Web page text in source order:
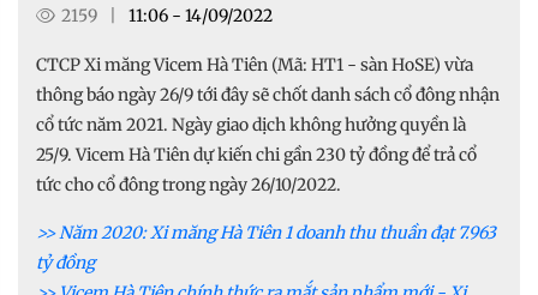
2159 11:06 - 14/09/2022
CTCP Xi măng Vicem Hà Tiên (Mã: HT1 - sàn HoSE) vừa
thông báo ngày 26/9 tới đây sẽ chốt danh sách cổ đông nhận
cổ tức năm 2021. Ngày giao dịch không hưởng quyền là
25/9. Vicem Hà Tiên dự kiến chi gần 230 tỷ đồng để trả cổ
tức cho cổ đông trong ngày 26/10/2022.
>> Năm 2020: Xi măng Hà Tiên 1 doanh thu thuần đạt 7.963
tỷ đồng